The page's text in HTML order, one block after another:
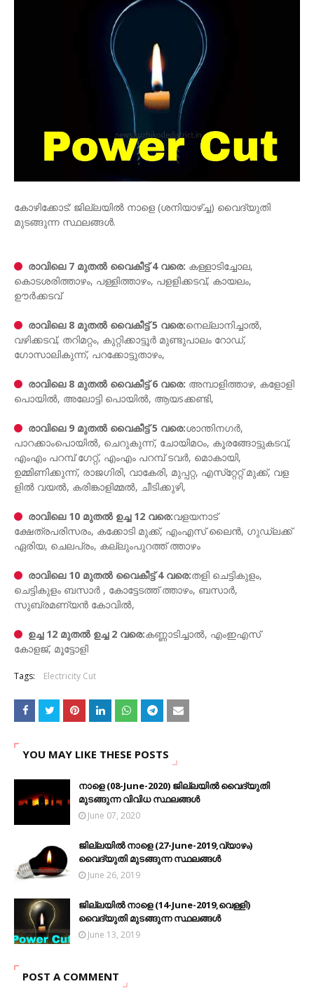
കോഴിക്കോട്: ജില്ലയിൽ നാളെ (ശനിയാഴ്ച്ച) വൈദ്യുതി
മുടങ്ങുന്ന സ്ഥലങ്ങൾ.
രാവിലെ 7 മുതൽ വൈകീട്ട് 4 വരെ: കള്ളാടിച്ചോല,
കൊടശരിത്താഴം, പള്ളിത്താഴം, പളളിക്കടവ്, കായലം,
ഊർക്കടവ്
രാവിലെ 8 മുതൽ വൈകീട്ട് 5 വരെ:നെല്ലാനിച്ചാൽ,
വഴിക്കടവ്, തറിമറ്റം, കുറ്റിക്കാട്ടൂർ മുണ്ടുപാലം റോഡ്,
ഗോസാലികുന്ന്, പറക്കോട്ടുതാഴം,
രാവിലെ 8 മുതൽ വൈകീട്ട് 6 വരെ: അമ്പാളിത്താഴ, കളോളി
പൊയിൽ‌, അലോട്ടി പൊ​യിൽ, ആയsക്കണ്ടി,
രാവിലെ 9 മുതൽ വൈകീട്ട് 5 വരെ:ശാന്തിനഗർ,
പാറക്കാംപൊയിൽ, ചെറുകുന്ന്, ചോയിമഠം, കൂരങ്ങോട്ടുകടവ്,
എം​എം പ​റ​മ്പ് ഗേ​റ്റ്, എംഎം പ​റ​മ്പ് ടവർ, മൊകായി,
ഉമ്മിണിക്കുന്ന്, രാജഗിരി, വാ​കേ​രി, മുപ്പറ്റ, എസ്‌റ്റേറ്റ് മുക്ക്, വള​
ളിൽ വയൽ, കരിങ്കാളിമ്മൽ, ചീടിക്കുഴി,
രാവിലെ 10 മുതൽ ഉച്ച 12 വരെ:വളയനാട്
ക്ഷേത്രപരിസരം, കക്കോടി മുക്ക്, എംഎ​സ് ലൈൻ, ഗുഡ്ലക്ക്
ഏരിയ, ചെലപ്രം, ക​ല്ലുംപു​റ​ത്ത് ത്താഴം
രാവിലെ 10 മുതൽ വൈകീട്ട് 4 വരെ:ത​ളി ചെട്ടികുളം,
ചെട്ടികുളം ബസാർ , കോട്ടേടത്ത് ത്താഴം, ബസാർ,
സുബ്രമണ്യൻ കോവിൽ,
ഉച്ച 12 മുതൽ ഉച്ച 2 വരെ:കണ്ണാടിച്ചാൽ, എംഇഎസ്
കോളജ്, മൂട്ടോളി
Tags: Electricity Cut
YOU MAY LIKE THESE POSTS
നാളെ (08-June-2020) ജില്ലയിൽ വൈദ്യുതി
മുടങ്ങുന്ന വിവിധ സ്ഥലങ്ങൾ
June 07, 2020
ജില്ലയിൽ നാളെ (27-June-2019,വ്യാഴം)
വൈദ്യുതി മുടങ്ങുന്ന സ്ഥലങ്ങൾ
June 26, 2019
ജില്ലയിൽ നാളെ (14-June-2019,വെള്ളി)
വൈദ്യുതി മുടങ്ങുന്ന സ്ഥലങ്ങൾ
June 13, 2019
POST A COMMENT